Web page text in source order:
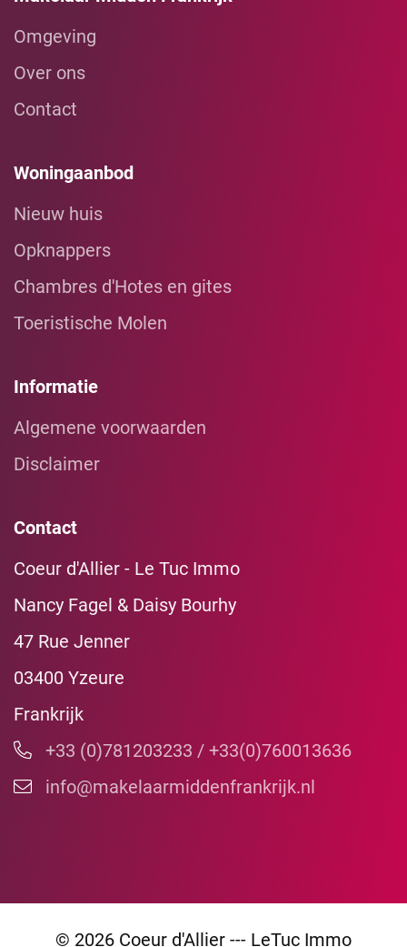
Omgeving
Over ons
Contact
Woningaanbod
Nieuw huis
Opknappers
Chambres d'Hotes en gites
Toeristische Molen
Informatie
Algemene voorwaarden
Disclaimer
Contact
Coeur d'Allier - Le Tuc Immo
Nancy Fagel & Daisy Bourhy
47 Rue Jenner
03400 Yzeure
Frankrijk
+33 (0)781203233 / +33(0)760013636
info@makelaarmiddenfrankrijk.nl
© 2026 Coeur d'Allier --- LeTuc Immo